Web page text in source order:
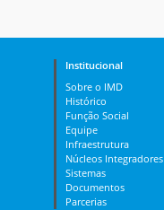
Institucional
Sobre o IMD
Histórico
Função Social
Equipe
Infraestrutura
Núcleos Integradores
Sistemas
Documentos
Parcerias